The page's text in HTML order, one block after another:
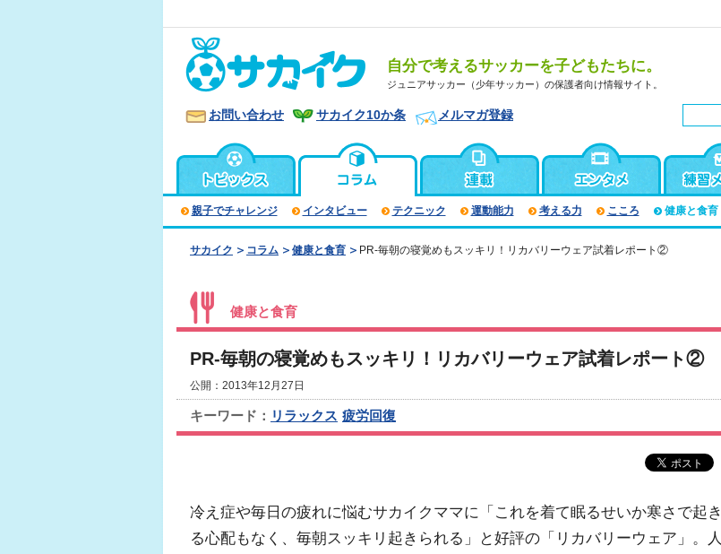
自分で考えるサッカーを子どもたちに。
ジュニアサッカー（少年サッカー）の保護者向け情報サイト。
お問い合わせ サカイク10か条 メルマガ登録
親子でチャレンジ インタビュー テクニック 運動能力 考える力 こころ 健康と食育
サカイク コラム 健康と食育 PR-毎朝の寝覚めもスッキリ！リカバリーウェア試着レポート②
健康と食育
PR-毎朝の寝覚めもスッキリ！リカバリーウェア試着レポート②
公開：2013年12月27日
キーワード： リラックス 疲労回復
冷え症や毎日の疲れに悩むサカイクママに「これを着て眠るせいか寒さで起き
る心配もなく、毎朝スッキリ起きられる」と好評の「リカバリーウェア」。人